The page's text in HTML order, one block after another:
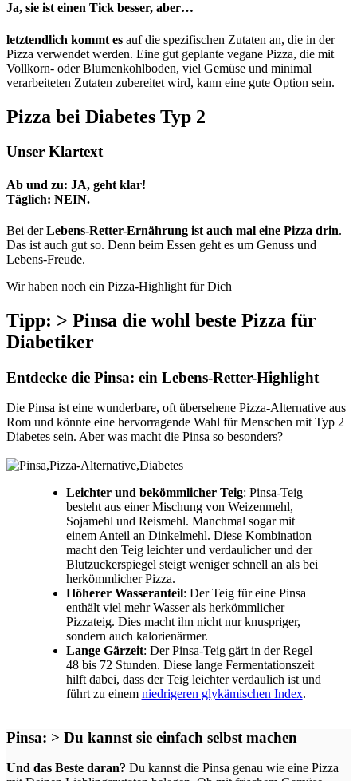
Ja, sie ist einen Tick besser, aber…
letztendlich kommt es auf die spezifischen Zutaten an, die in der
Pizza verwendet werden. Eine gut geplante vegane Pizza, die mit
Vollkorn- oder Blumenkohlboden, viel Gemüse und minimal
verarbeiteten Zutaten zubereitet wird, kann eine gute Option sein.
Pizza bei Diabetes Typ 2
Unser Klartext
Ab und zu: JA, geht klar!
Täglich: NEIN.
Bei derLebens-Retter-Ernährung ist auch mal eine Pizza drin.
Das ist auch gut so. Denn beim Essen geht es um Genuss und
Lebens-Freude.
Wir haben noch ein Pizza-Highlight für Dich
Tipp: > Pinsa die wohl beste Pizza für
Diabetiker
Entdecke die Pinsa: ein Lebens-Retter-Highlight
Die Pinsa ist eine wunderbare, oft übersehene Pizza-Alternative aus
Rom und könnte eine hervorragende Wahl für Menschen mit Typ 2
Diabetes sein. Aber was macht die Pinsa so besonders?
Leichter und bekömmlicher Teig: Pinsa-Teig
besteht aus einer Mischung von Weizenmehl,
Sojamehl und Reismehl. Manchmal sogar mit
einem Anteil an Dinkelmehl. Diese Kombination
macht den Teig leichter und verdaulicher und der
Blutzuckerspiegel steigt weniger schnell an als bei
herkömmlicher Pizza.
Höherer Wasseranteil: Der Teig für eine Pinsa
enthält viel mehr Wasser als herkömmlicher
Pizzateig. Dies macht ihn nicht nur knuspriger,
sondern auch kalorienärmer.
Lange Gärzeit: Der Pinsa-Teig gärt in der Regel
48 bis 72 Stunden. Diese lange Fermentationszeit
hilft dabei, dass der Teig leichter verdaulich ist und
führt zu einem niedrigeren glykämischen Index.
Pinsa: > Du kannst sie einfach selbst machen
Und das Beste daran? Du kannst die Pinsa genau wie eine Pizza